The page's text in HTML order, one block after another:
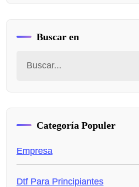
Buscar en
Categoría Populer
Empresa
Dtf Para Principiantes